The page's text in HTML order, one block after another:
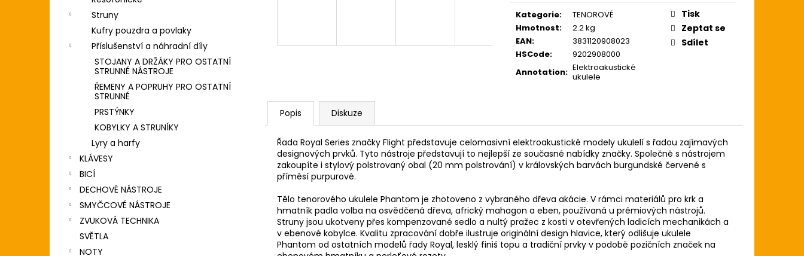
Struny
Kufry pouzdra a povlaky
Příslušenství a náhradní díly
STOJANY A DRŽÁKY PRO OSTATNÍ
STRUNNÉ NÁSTROJE
ŘEMENY A POPRUHY PRO OSTATNÍ
STRUNNÉ
PRSTÝNKY
KOBYLKY A STRUNÍKY
Lyry a harfy
KLÁVESY
BICÍ
DECHOVÉ NÁSTROJE
SMYČCOVÉ NÁSTROJE
ZVUKOVÁ TECHNIKA
SVĚTLA
NOTY
Kategorie:
TENOROVÉ
Hmotnost:
2.2 kg
EAN:
3831120908023
HSCode:
9202908000
Annotation: Elektroakustické
ukulele
Tisk
Zeptat se
Sdílet
Popis Diskuze
Řada Royal Series značky Flight představuje celomasivní elektroakustické modely ukulelí s řadou zajímavých
designových prvků. Tyto nástroje představují to nejlepší ze současné nabídky značky. Společně s nástrojem
zakoupíte i stylový polstrovaný obal (20 mm polstrování) v královských barvách burgundské červené s
příměsí purpurové.
Tělo tenorového ukulele Phantom je zhotoveno z vybraného dřeva akácie. V rámci materiálů pro krk a
hmatník padla volba na osvědčená dřeva, africký mahagon a eben, používaná u prémiových nástrojů.
Struny jsou ukotveny přes kompenzované sedlo a nultý pražec z kosti v otevřených ladicích mechanikách a
v ebenové kobylce. Kvalitu zpracování dobře ilustruje originální design hlavice, který odlišuje ukulele
Phantom od ostatních modelů řady Royal, lesklý finiš topu a tradiční prvky v podobě pozičních značek na
8 690 Kč
STRUNY PRO AKUSTICKOU KYTARU